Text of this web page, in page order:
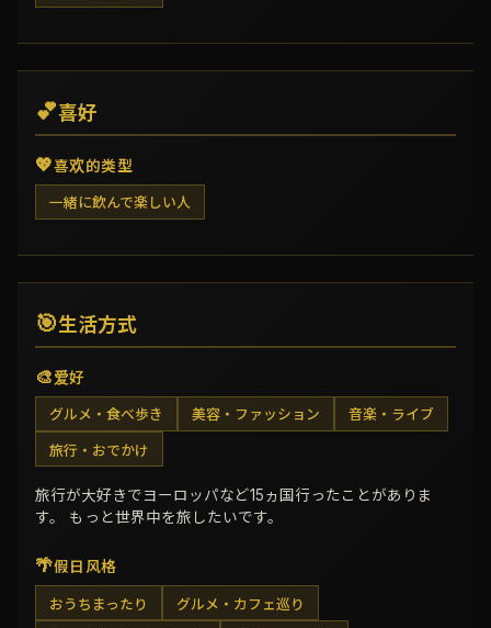
💕喜好
💖喜欢的类型
一緒に飲んで楽しい人
🎯生活方式
🎨爱好
グルメ・食べ歩き 美容・ファッション 音楽・ライブ
旅行・おでかけ
旅行が大好きでヨーロッパなど15ヵ国行ったことがありま
す。 もっと世界中を旅したいです。
🌴假日风格
おうちまったり グルメ・カフェ巡り